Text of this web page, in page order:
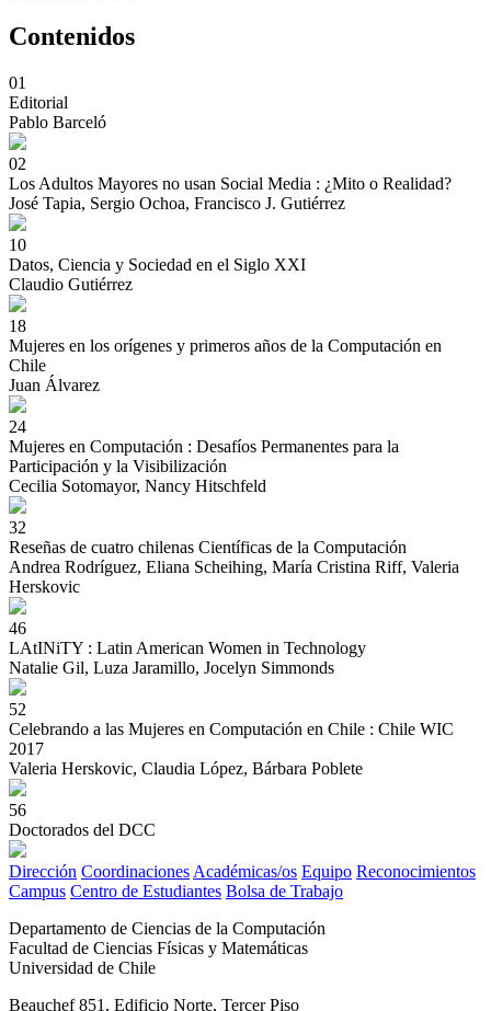
Contenidos
01
Editorial
Pablo Barceló
02
Los Adultos Mayores no usan Social Media : ¿Mito o Realidad?
José Tapia, Sergio Ochoa, Francisco J. Gutiérrez
10
Datos, Ciencia y Sociedad en el Siglo XXI
Claudio Gutiérrez
18
Mujeres en los orígenes y primeros años de la Computación en
Chile
Juan Álvarez
24
Mujeres en Computación : Desafíos Permanentes para la
Participación y la Visibilización
Cecilia Sotomayor, Nancy Hitschfeld
32
Reseñas de cuatro chilenas Científicas de la Computación
Andrea Rodríguez, Eliana Scheihing, María Cristina Riff, Valeria
Herskovic
46
LAtINiTY : Latin American Women in Technology
Natalie Gil, Luza Jaramillo, Jocelyn Simmonds
52
Celebrando a las Mujeres en Computación en Chile : Chile WIC
2017
Valeria Herskovic, Claudia López, Bárbara Poblete
56
Doctorados del DCC
Dirección Coordinaciones Académicas/os Equipo Reconocimientos
Campus Centro de Estudiantes Bolsa de Trabajo
Departamento de Ciencias de la Computación
Facultad de Ciencias Físicas y Matemáticas
Universidad de Chile
Beauchef 851, Edificio Norte, Tercer Piso